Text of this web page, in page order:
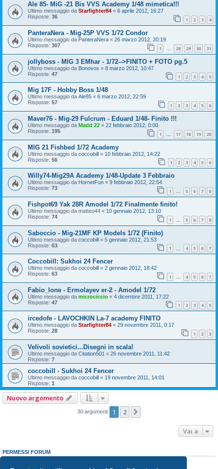
Ale 85- MiG -21 Bis VVS Academy 1/48 mimetica!!!
Ultimo messaggio da Starfighter84 « 6 aprile 2012, 16:27
Risposte: 36 1 2 3 4
PanteraNera - Mig-25P VVS 1/72 Condor
Ultimo messaggio da PanteraNera « 26 marzo 2012, 20:19
Risposte: 307 1 … 28 29 30 31
jollyboss - MIG 3 EMhar - 1/72-->FINITO + FOTO pg.5
Ultimo messaggio da Bonovox « 8 marzo 2012, 10:47
Risposte: 47 1 2 3 4 5
Mig 17F - Hobby Boss 1/48
Ultimo messaggio da Ale85 « 6 marzo 2012, 22:59
Risposte: 57 1 2 3 4 5 6
Maver76 - Mig-29 Fulcrum - Eduard 1/48- Finito !!!
Ultimo messaggio da Madd 22 « 22 febbraio 2012, 0:00
Risposte: 195 1 … 17 18 19 20
MIG 21 Fishbed 1/72 Academy
Ultimo messaggio da coccobill « 10 febbraio 2012, 14:22
Risposte: 56 1 2 3 4 5 6
Willy74-Mig29A Academy 1/48-Update 3 Febbraio
Ultimo messaggio da HornetFun « 9 febbraio 2012, 22:54
Risposte: 73 1 … 5 6 7 8
Fishpot69 Yak 28R Amodel 1/72 Finalmente finito!
Ultimo messaggio da matteo44 « 10 gennaio 2012, 13:10
Risposte: 74 1 5 6 7 8
Saboccio - Mig-21MF KP Models 1/72 (Finito)
Ultimo messaggio da coccobill « 5 gennaio 2012, 21:53
Risposte: 63 1 4 5 6 7
Coccobill: Sukhoi 24 Fencer
Ultimo messaggio da coccobill « 2 gennaio 2012, 18:42
Risposte: 63 1 … 4 5 6 7
Fabio_lone - Ermolayev er-2 - Amodel 1/72
Ultimo messaggio da microciccio « 4 dicembre 2011, 17:22
Risposte: 47 1 2 3 4 5
ircedofe - LAVOCHKIN La-7 academy FINITO
Ultimo messaggio da Starfighter84 « 29 novembre 2011, 0:17
Risposte: 28 1 2 3
Velivoli sovietici...Disegni in scala!
Ultimo messaggio da Citation501 « 26 novembre 2011, 11:42
Risposte: 7
coccobill - Sukhoi 24 Fencer
Ultimo messaggio da coccobill « 19 novembre 2011, 14:01
Risposte: 1
Nuovo argomento
30 argomenti 1 2
Vai a
PERMESSI FORUM